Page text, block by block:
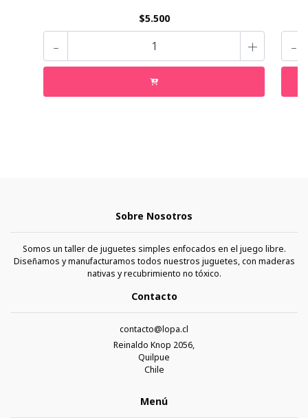
$5.500
- + -
Sobre Nosotros
Somos un taller de juguetes simples enfocados en el juego libre.
Diseñamos y manufacturamos todos nuestros juguetes, con maderas
nativas y recubrimiento no tóxico.
Contacto
contacto@lopa.cl
Reinaldo Knop 2056,
Quilpue
Chile
Menú